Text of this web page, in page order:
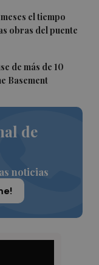
el tiempo
obras del puente
de más de 10
Basement
de
noticias